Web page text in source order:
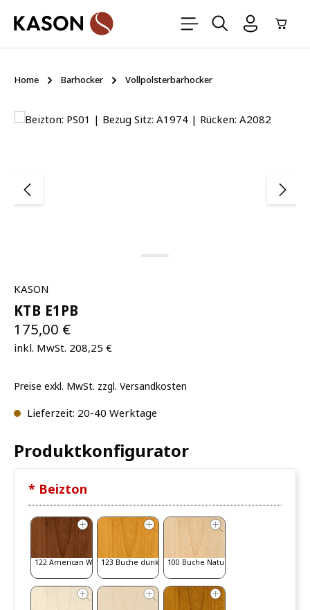
Zum Hauptinhalt springen
Home Barhocker Vollpolsterbarhocker
Bildergalerie überspringen
KASON
KTB E1PB
175,00 €
inkl. MwSt. 208,25 €
Preise exkl. MwSt. zzgl. Versandkosten
Lieferzeit: 20-40 Werktage
Produktkonfigurator
* Beizton
122 American Walnut123 Buche dunkel 100 Buche Natur